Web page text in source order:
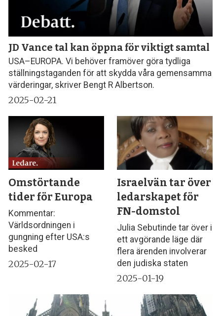
JD Vance tal kan öppna för viktigt samtal
USA–EUROPA. Vi behöver framöver göra tydliga
ställningstaganden för att skydda våra gemensamma
värderingar, skriver Bengt R Albertson.
2025-02-21
Omstörtande
tider för Europa
Kommentar:
Världsordningen i
gungning efter USA:s
besked
2025-02-17
Israelvän tar över
ledarskapet för
FN-domstol
Julia Sebutinde tar över i
ett avgörande läge där
flera ärenden involverar
den judiska staten
2025-01-19